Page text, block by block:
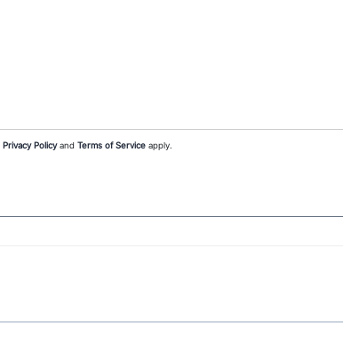
Privacy Policyand Terms of Service apply.